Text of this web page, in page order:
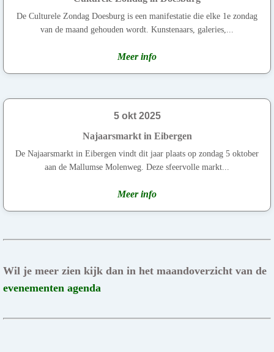
De Culturele Zondag Doesburg is een manifestatie die elke 1e zondag
van de maand gehouden wordt. Kunstenaars, galeries,...
Meer info
5 okt 2025
Najaarsmarkt in Eibergen
De Najaarsmarkt in Eibergen vindt dit jaar plaats op zondag 5 oktober
aan de Mallumse Molenweg. Deze sfeervolle markt...
Meer info
Wil je meer zien kijk dan in het maandoverzicht van de
evenementen agenda